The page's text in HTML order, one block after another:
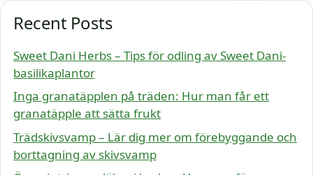
Recent Posts
Sweet Dani Herbs – Tips för odling av Sweet Dani-
basilikaplantor
Inga granatäpplen på träden: Hur man får ett
granatäpple att sätta frukt
Trädskivsvamp – Lär dig mer om förebyggande och
borttagning av skivsvamp